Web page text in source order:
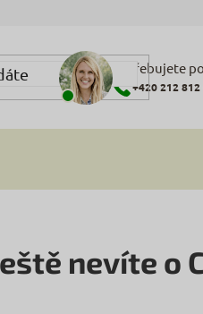
Potřebujete
+420 212 812
nevíte o